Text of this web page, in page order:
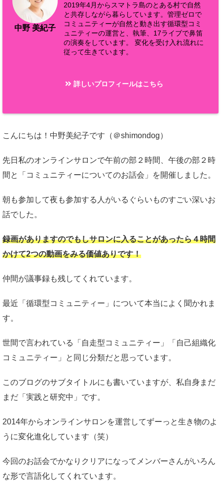
中野 美紀子
2019年4月からスマトラ島のとある村で自然
と共存しながら暮らしています。管理ゼロで
コミュニティーが自然と動き出す循環型コミ
ュニティーの運営と、執筆、17ライブで鼻笛
の演奏をしています。 変化を受け入れ流れに
従って生きています。
詳しいプロフィールはこちら
こんにちは！中野美紀子です（＠shimondog）
先日私のオンラインサロンで午前の部２時間、午後の部２時
間と「コミュニティーについてのお話会」を開催しました。
朝も参加して夜も参加する人がいるぐらいものすごい深いお
話でした。
録画がありますのでもしサロンに入ることがあったら４時間
かけて2つの動画をみる価値ありです！
仲間が議事録も残してくれています。
最近「循環型コミュニティー」について本当によく聞かれま
す。
世間で言われている「自走型コミュニティー」「自己組織化
コミュニティー」と同じ分類だと思っています。
このブログのサブタイトルにも書いていますが、私自身まだ
まだ「実践と研究中」です。
2014年からオンラインサロンを運営してずーっと生き物のよ
うに変化進化しています（笑）
今回のお話会でかなりクリアになってメンバーさんがいろん
な形で言語化してくれています。